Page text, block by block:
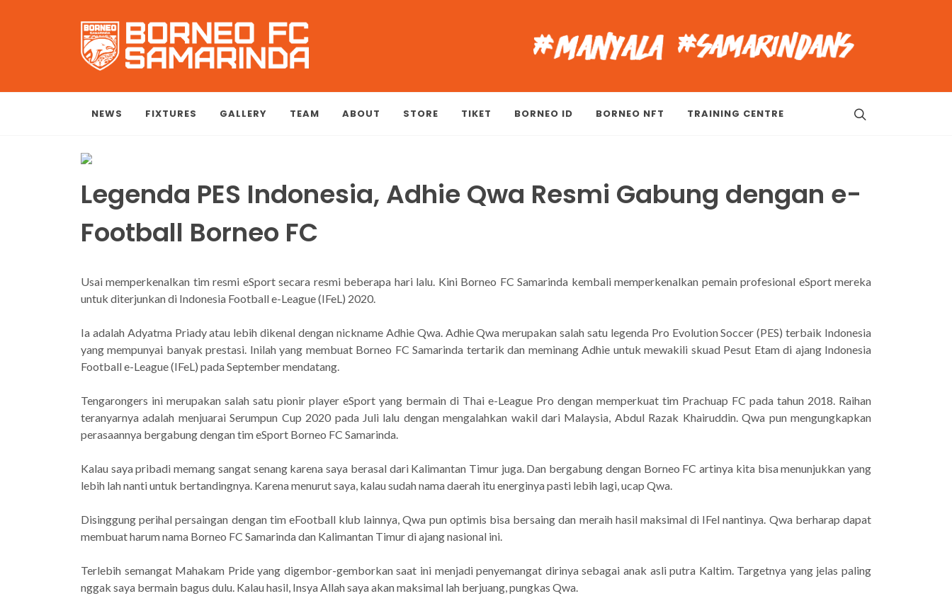
NEWS FIXTURES GALLERY TEAM ABOUT STORE TIKET BORNEO ID BORNEO NFT TRAINING CENTRE
Legenda PES Indonesia, Adhie Qwa Resmi Gabung dengan e-
Football Borneo FC
Usai memperkenalkan tim resmi eSport secara resmi beberapa hari lalu. Kini Borneo FC Samarinda kembali memperkenalkan pemain profesional eSport mereka
untuk diterjunkan di Indonesia Football e-League (IFeL) 2020.
Ia adalah Adyatma Priady atau lebih dikenal dengan nickname Adhie Qwa. Adhie Qwa merupakan salah satu legenda Pro Evolution Soccer (PES) terbaik Indonesia
yang mempunyai banyak prestasi. Inilah yang membuat Borneo FC Samarinda tertarik dan meminang Adhie untuk mewakili skuad Pesut Etam di ajang Indonesia
Football e-League (IFeL) pada September mendatang.
Tengarongers ini merupakan salah satu pionir player eSport yang bermain di Thai e-League Pro dengan memperkuat tim Prachuap FC pada tahun 2018. Raihan
teranyarnya adalah menjuarai Serumpun Cup 2020 pada Juli lalu dengan mengalahkan wakil dari Malaysia, Abdul Razak Khairuddin. Qwa pun mengungkapkan
perasaannya bergabung dengan tim eSport Borneo FC Samarinda.
Kalau saya pribadi memang sangat senang karena saya berasal dari Kalimantan Timur juga. Dan bergabung dengan Borneo FC artinya kita bisa menunjukkan yang
lebih lah nanti untuk bertandingnya. Karena menurut saya, kalau sudah nama daerah itu energinya pasti lebih lagi, ucap Qwa.
Disinggung perihal persaingan dengan tim eFootball klub lainnya, Qwa pun optimis bisa bersaing dan meraih hasil maksimal di IFel nantinya. Qwa berharap dapat
membuat harum nama Borneo FC Samarinda dan Kalimantan Timur di ajang nasional ini.
Terlebih semangat Mahakam Pride yang digembor-gemborkan saat ini menjadi penyemangat dirinya sebagai anak asli putra Kaltim. Targetnya yang jelas paling
nggak saya bermain bagus dulu. Kalau hasil, Insya Allah saya akan maksimal lah berjuang, pungkas Qwa.